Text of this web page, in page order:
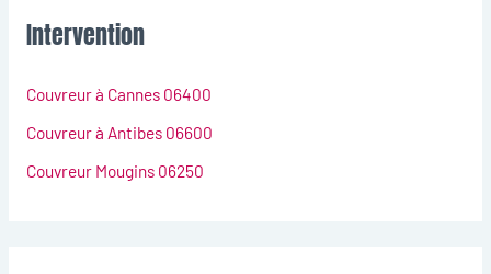
Intervention
Couvreur à Cannes 06400
Couvreur à Antibes 06600
Couvreur Mougins 06250